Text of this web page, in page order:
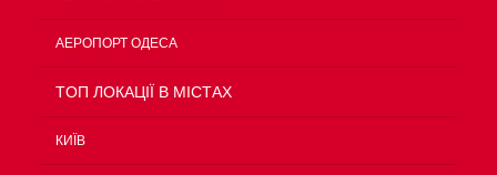
АЕРОПОРТ ОДЕСА
TOП ЛОКАЦІЇ В МІСТАХ
КИЇВ